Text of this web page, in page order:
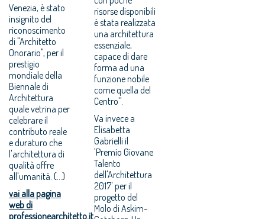
Venezia, è stato
insignito del
riconoscimento
di "Architetto
Onorario", per il
prestigio
mondiale della
Biennale di
Architettura
quale vetrina per
celebrare il
contributo reale
e duraturo che
l'architettura di
qualità offre
all'umanità. (...)
vai alla pagina
web di
professionearchitetto.it
risorse disponibili
è stata realizzata
una architettura
essenziale,
capace di dare
forma ad una
funzione nobile
come quella del
Centro''.
Va invece a
Elisabetta
Gabrielli il
'Premio Giovane
Talento
dell'Architettura
2017' per il
progetto del
Molo di Askim-